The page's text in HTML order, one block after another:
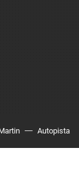
Autopista